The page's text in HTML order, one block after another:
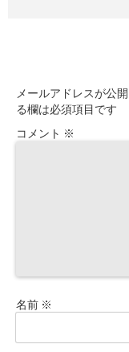
メールアドレスが公
る欄は必須項目です
コメント ※
名前 ※